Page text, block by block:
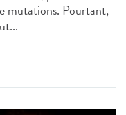
mutations. Pourtant,